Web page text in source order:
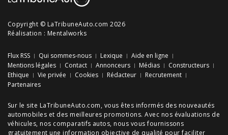
Copyright © LaTribuneAuto.com 2026
Réalisation : Mentalworks
Flux RSS Qui sommes-nous Lexique
Aide en ligne
Mentions légales
Contact Annonceurs Médias
Constructeurs
Ethique
Vie privée Cookies Rédacteur
Recrutement
Partenaires
Sur le site LaTribuneAuto.com, vous êtes informés des nouveautés
automobiles et des meilleures promotions. Avec nos évaluations de
véhicules, nos comparatifs autos, nous vous fournissons
gratuitement une information objective de qualité pour faciliter